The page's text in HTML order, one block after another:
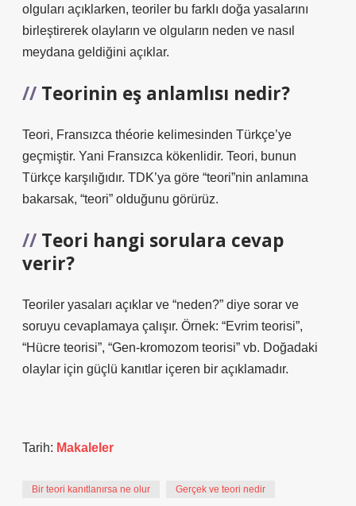
olguları açıklarken, teoriler bu farklı doğa yasalarını
birleştirerek olayların ve olguların neden ve nasıl
meydana geldiğini açıklar.
Teorinin eş anlamlısı nedir?
Teori, Fransızca théorie kelimesinden Türkçe’ye
geçmiştir. Yani Fransızca kökenlidir. Teori, bunun
Türkçe karşılığıdır. TDK’ya göre “teori”nin anlamına
bakarsak, “teori” olduğunu görürüz.
Teori hangi sorulara cevap
verir?
Teoriler yasaları açıklar ve “neden?” diye sorar ve
soruyu cevaplamaya çalışır. Örnek: “Evrim teorisi”,
“Hücre teorisi”, “Gen-kromozom teorisi” vb. Doğadaki
olaylar için güçlü kanıtlar içeren bir açıklamadır.
Tarih: Makaleler
Bir teori kanıtlanırsa ne olur Gerçek ve teori nedir